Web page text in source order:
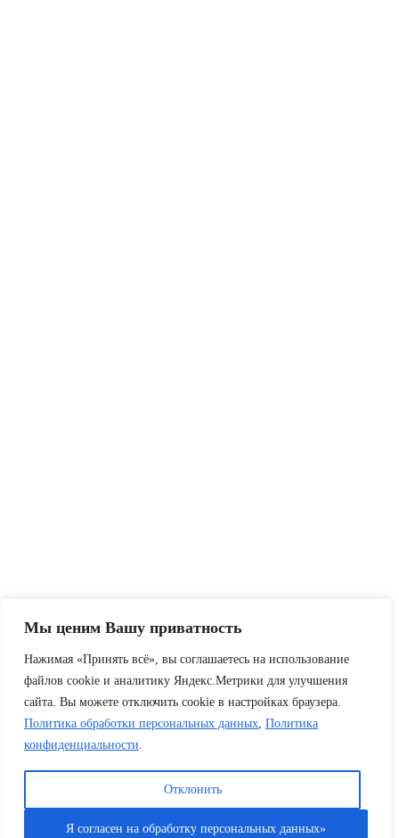
Мы ценим Вашу приватность
Нажимая «Принять всё», вы соглашаетесь на использование
файлов cookie и аналитику Яндекс.Метрики для улучшения
сайта. Вы можете отключить cookie в настройках браузера.
Политика обработки персональных данных, Политика
конфиденциальности.
Отклонить
Я согласен на обработку персональных данных»